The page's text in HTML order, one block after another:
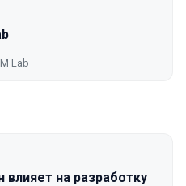
Lab
влияет на разработку